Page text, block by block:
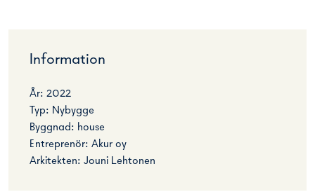
Information
År: 2022
Typ: Nybygge
Byggnad: house
Entreprenör: Akur oy
Arkitekten: Jouni Lehtonen